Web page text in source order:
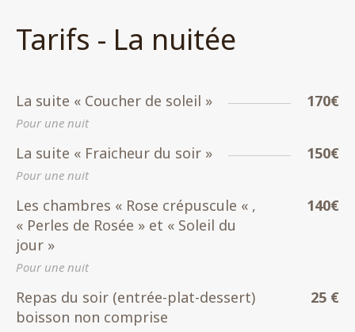
Tarifs - La nuitée
170€
La suite « Coucher de soleil »
Pour une nuit
150€
La suite « Fraicheur du soir »
Pour une nuit
140€
Les chambres « Rose crépuscule « ,
« Perles de Rosée » et « Soleil du
jour »
Pour une nuit
25 €
Repas du soir (entrée-plat-dessert)
boisson non comprise